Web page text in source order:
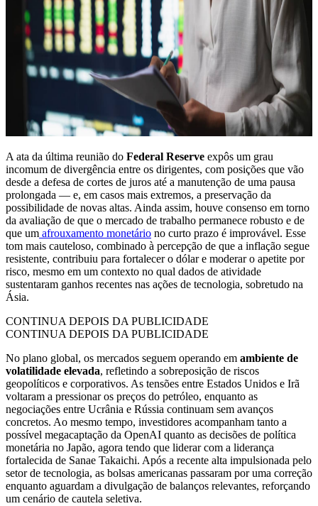
A ata da última reunião do Federal Reserve expôs um grau
incomum de divergência entre os dirigentes, com posições que vão
desde a defesa de cortes de juros até a manutenção de uma pausa
prolongada — e, em casos mais extremos, a preservação da
possibilidade de novas altas. Ainda assim, houve consenso em torno
da avaliação de que o mercado de trabalho permanece robusto e de
que um afrouxamento monetário no curto prazo é improvável. Esse
tom mais cauteloso, combinado à percepção de que a inflação segue
resistente, contribuiu para fortalecer o dólar e moderar o apetite por
risco, mesmo em um contexto no qual dados de atividade
sustentaram ganhos recentes nas ações de tecnologia, sobretudo na
Ásia.
CONTINUA DEPOIS DA PUBLICIDADE
CONTINUA DEPOIS DA PUBLICIDADE
No plano global, os mercados seguem operando em ambiente de
volatilidade elevada, refletindo a sobreposição de riscos
geopolíticos e corporativos. As tensões entre Estados Unidos e Irã
voltaram a pressionar os preços do petróleo, enquanto as
negociações entre Ucrânia e Rússia continuam sem avanços
concretos. Ao mesmo tempo, investidores acompanham tanto a
possível megacaptação da OpenAI quanto as decisões de política
monetária no Japão, agora tendo que liderar com a liderança
fortalecida de Sanae Takaichi. Após a recente alta impulsionada pelo
setor de tecnologia, as bolsas americanas passaram por uma correção
enquanto aguardam a divulgação de balanços relevantes, reforçando
um cenário de cautela seletiva.